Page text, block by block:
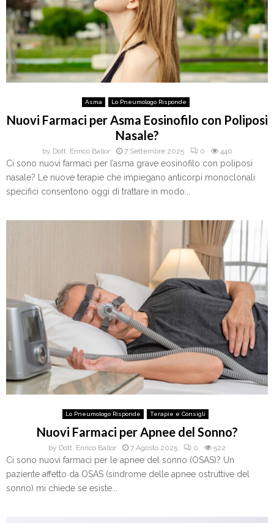
Asma Lo Pneumologo Risponde
Nuovi Farmaci per Asma Eosinofilo con Poliposi
Nasale?
by Dott. Enrico Ballor 7 Settembre 2025 0 440
Ci sono nuovi farmaci per l’asma grave eosinofilo con poliposi
nasale? Le nuove terapie che impiegano anticorpi monoclonali
specifici consentono oggi di trattare in modo...
Lo Pneumologo Risponde Terapie e Consigli
Nuovi Farmaci per Apnee del Sonno?
by Dott. Enrico Ballor 7 Agosto 2025 0 522
Ci sono nuovi farmaci per le apnee del sonno (OSAS)? Un
paziente affetto da OSAS (sindrome delle apnee ostruttive del
sonno) mi chiede se esiste...